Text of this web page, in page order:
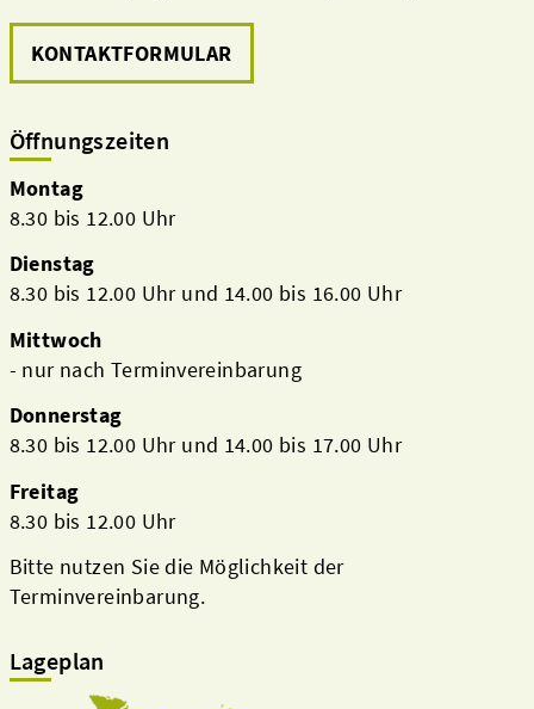
KONTAKTFORMULAR
Öffnungszeiten
Montag
8.30 bis 12.00 Uhr
Dienstag
8.30 bis 12.00 Uhr und 14.00 bis 16.00 Uhr
Mittwoch
- nur nach Terminvereinbarung
Donnerstag
8.30 bis 12.00 Uhr und 14.00 bis 17.00 Uhr
Freitag
8.30 bis 12.00 Uhr
Bitte nutzen Sie die Möglichkeit der
Terminvereinbarung.
Lageplan